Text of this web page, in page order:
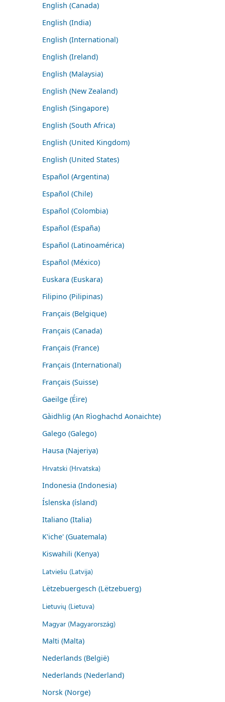
English (Canada)
English (India)
English (International)
English (Ireland)
English (Malaysia)
English (New Zealand)
English (Singapore)
English (South Africa)
English (United Kingdom)
English (United States)
Español (Argentina)
Español (Chile)
Español (Colombia)
Español (España)
Español (Latinoamérica)
Español (México)
Euskara (Euskara)
Filipino (Pilipinas)
Français (Belgique)
Français (Canada)
Français (France)
Français (International)
Français (Suisse)
Gaeilge (Éire)
Gàidhlig (An Rìoghachd Aonaichte)
Galego (Galego)
Hausa (Najeriya)
Hrvatski (Hrvatska)
Indonesia (Indonesia)
Íslenska (ísland)
Italiano (Italia)
K'iche' (Guatemala)
Kiswahili (Kenya)
Latviešu (Latvija)
Lëtzebuergesch (Lëtzebuerg)
Lietuvių (Lietuva)
Magyar (Magyarország)
Malti (Malta)
Nederlands (België)
Nederlands (Nederland)
Norsk (Norge)